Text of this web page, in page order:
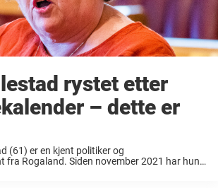
rystet etter
– dette er
(61) er en kjent politiker og
fra Rogaland. Siden november 2021 har hun